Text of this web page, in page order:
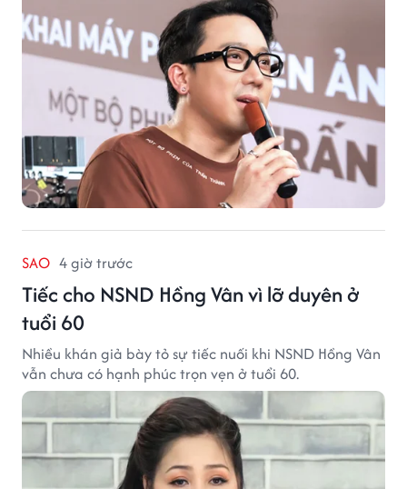
SAO 4 giờ trước
Tiếc cho NSND Hồng Vân vì lỡ duyên ở
tuổi 60
Nhiều khán giả bày tỏ sự tiếc nuối khi NSND Hồng Vân
vẫn chưa có hạnh phúc trọn vẹn ở tuổi 60.